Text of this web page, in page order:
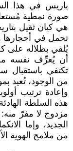
باريس في هذا
صورة نمطية
هي كيان ثقيل
تحمل في أحجارها
يُلقي بظلاله على
أن يُعرِّف نفسه
تكتفي باستقبال
من الوجود، تُعيد
وإعادة ترتيب
هذه السلطة
مزدوج لا مفرّ منه:
الجديد، وإما
من ملامح الهوية